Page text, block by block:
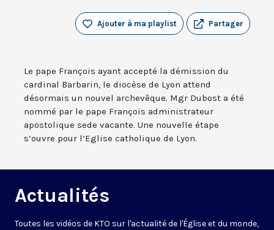
Partager
Ajouter à ma playlist
Le pape François ayant accepté la démission du
cardinal Barbarin, le diocèse de Lyon attend
désormais un nouvel archevêque. Mgr Dubost a été
nommé par le pape François administrateur
apostolique sede vacante. Une nouvelle étape
s’ouvre pour l’Eglise catholique de Lyon.
Actualités
Toutes les vidéos de KTO sur l'actualité de l'Église et du monde,